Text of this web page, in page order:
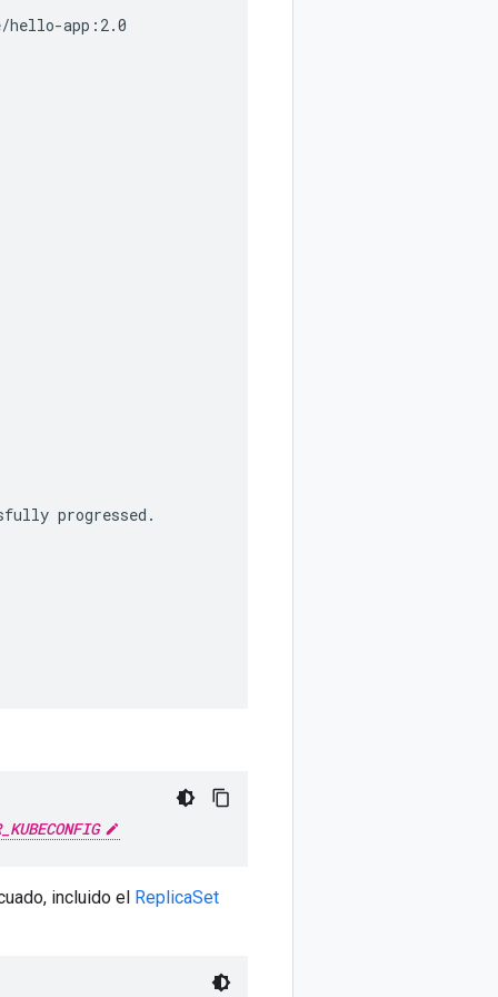
hello-app:2.0
progressed.
incluido el ReplicaSet